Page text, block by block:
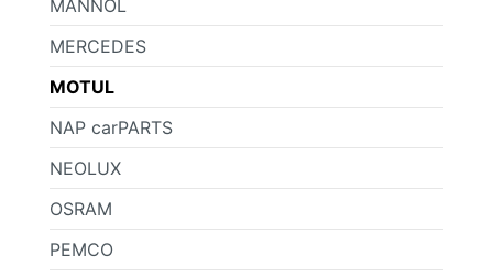
MANNOL
MERCEDES
MOTUL
NAP carPARTS
NEOLUX
OSRAM
PEMCO